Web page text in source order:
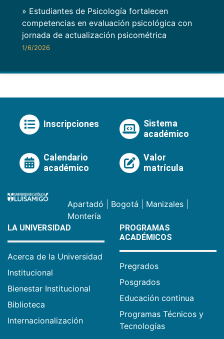
» Estudiantes de Psicología fortalecen
competencias en evaluación psicológica con
jornada de actualización psicométrica
1/6/2026
Inscripciones
Sistema
académico
Calendario
académico
Valor
matrícula
Apartadó Bogotá Manizales
Montería
LA UNIVERSIDAD
Acerca de la Universidad
Institucional
Bienestar Institucional
Biblioteca
Internacionalización
PROGRAMAS
ACADÉMICOS
Pregrados
Posgrados
Educación continua
Programas Técnicos y
Tecnologías